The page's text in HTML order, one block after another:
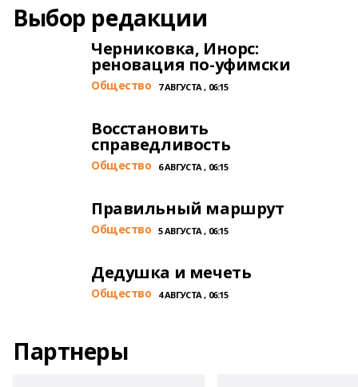
Выбор редакции
Черниковка, Инорс:
реновация по-уфимски
Общество 7 АВГУСТА , 06:15
Восстановить
справедливость
Общество 6 АВГУСТА , 06:15
Правильный маршрут
Общество 5 АВГУСТА , 06:15
Дедушка и мечеть
Общество 4 АВГУСТА , 06:15
Партнеры